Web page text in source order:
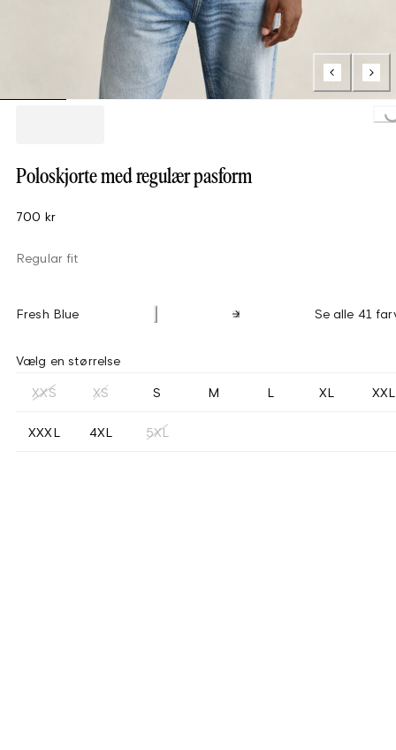
Loading...
Poloskjorte med regulær pasform
700 kr
Regular fit
Fresh Blue Se alle 41
Vælg en størrelse
XXS XS S M L XL XXL
XXXL 4XL 5XL